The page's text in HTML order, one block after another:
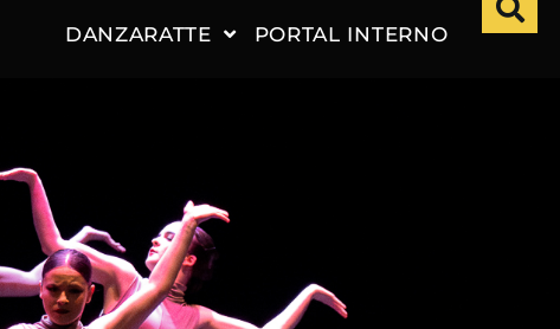
DANZARATTE PORTAL INTERNO